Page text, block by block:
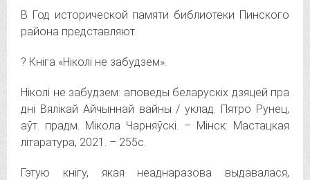
В Год исторической памяти библиотеки Пинского
района представляют.
? Кніга «Ніколі не забудзем».
Ніколі не забудзем: аповеды беларускіх дзяцей пра
дні Вялікай Айчыннай вайны / уклад. Пятро Рунец,
аўт. прадм. Мікола Чарняўскі. – Мінск: Мастацкая
літаратура, 2021. – 255с.
Гэтую кнігу, якая неаднаразова выдавалася,